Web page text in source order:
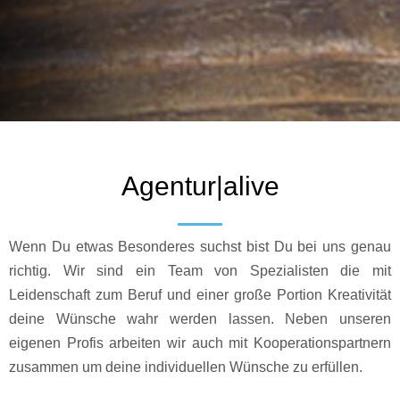
Agentur|alive
Wenn Du etwas Besonderes suchst bist Du bei uns genau
richtig. Wir sind ein Team von Spezialisten die mit
Leidenschaft zum Beruf und einer große Portion Kreativität
deine Wünsche wahr werden lassen. Neben unseren
eigenen Profis arbeiten wir auch mit Kooperationspartnern
zusammen um deine individuellen Wünsche zu erfüllen.